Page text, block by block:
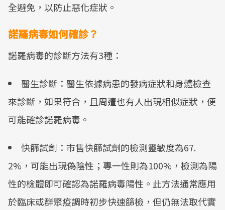
全避免，以防止惡化症狀。
諾羅病毒如何確診？
諾羅病毒的診斷方法有3種：
醫生診斷：醫生依據病患的發病症狀和身體檢查
來診斷，如果符合，且周遭也有人出現相似症狀，便
可能確診諾羅病毒。
快篩試劑：市售快篩試劑的檢測靈敏度為67.
2%，可能出現偽陰性；專一性則為100%，檢測為陽
性的檢體即可確認為諾羅病毒陽性。此方法通常應用
於臨床或群聚疫調時初步快速篩檢，但仍無法取代實